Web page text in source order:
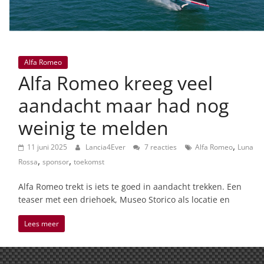
Alfa Romeo
Alfa Romeo kreeg veel
aandacht maar had nog
weinig te melden
11 juni 2025 Lancia4Ever 7 reacties Alfa Romeo, Luna
Rossa, sponsor, toekomst
Alfa Romeo trekt is iets te goed in aandacht trekken. Een
teaser met een driehoek, Museo Storico als locatie en
Lees meer